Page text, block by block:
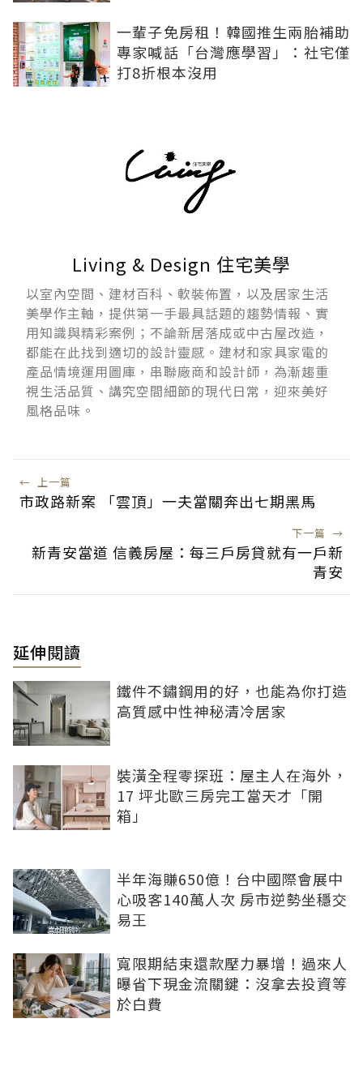
一輩子免房租！韓國推生兩胎補助
專家喊話「台灣應學習」：社宅僅
打8折根本沒用
Living & Design 住宅美學
以室內空間、建材百科、軟裝佈置，以及居家生活
美學作主軸，提供第一手最具話題的趨勢情報、實
用知識與精彩案例；不論新居落成或中古屋改造，
都能在此找到適切的設計靈感。建材和家具家電的
產品情境運用圖庫，串聯廠商和設計師，為漸趨重
視生活品質、講究空間細節的現代日常，迎來美好
風格品味。
← 上一篇
市政路新案 「雲頂」一夫當關奔出七期黑馬
下一篇 →
新青安當道 信義房屋：每三戶房貸就有一戶新
青安
延伸閱讀
鐵件不鏽鋼用的好，也能為你打造
高質感中性神秘清冷居家
裝潢全程零探班：屋主人在海外，
17 坪北歐三房完工當天才「開
箱」
半年海賺650億！台中國際會展中
心吸客140萬人次 房市逆勢坐穩交
易王
寬限期結束還款壓力暴增！過來人
曝省下現金流關鍵：沒拿去投資等
於白費